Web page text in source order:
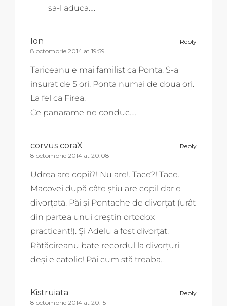
sa-l aduca….
Reply
Ion
8 octombrie 2014 at 19:59
Tariceanu e mai familist ca Ponta. S-a
insurat de 5 ori, Ponta numai de doua ori.
La fel ca Firea.
Ce panarame ne conduc….
Reply
corvus coraX
8 octombrie 2014 at 20:08
Udrea are copii?! Nu are!. Tace?! Tace.
Macovei după câte știu are copil dar e
divorțată. Păi și Pontache de divorțat (urât
din partea unui creștin ortodox
practicant!). Și Adelu a fost divorțat.
Rătăcireanu bate recordul la divorțuri
deși e catolic! Păi cum stă treaba..
Reply
Kistruiata
8 octombrie 2014 at 20:15